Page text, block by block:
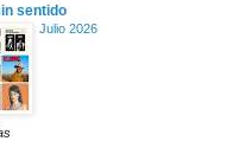
sentido
Julio 2026